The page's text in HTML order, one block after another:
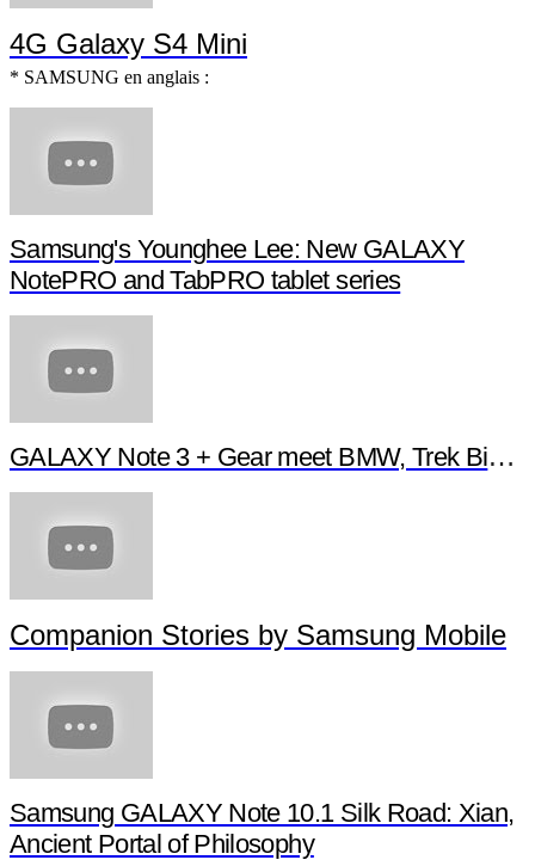
4G Galaxy S4 Mini
* SAMSUNG en anglais :
Samsung's Younghee Lee: New GALAXY
NotePRO and TabPRO tablet series
GALAXY Note 3 + Gear meet BMW, Trek Bikes
Companion Stories by Samsung Mobile
Samsung GALAXY Note 10.1 Silk Road: Xian,
Ancient Portal of Philosophy